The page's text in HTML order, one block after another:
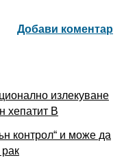
Добави коментар
излекуване
хепатит B
контрол“ и може да